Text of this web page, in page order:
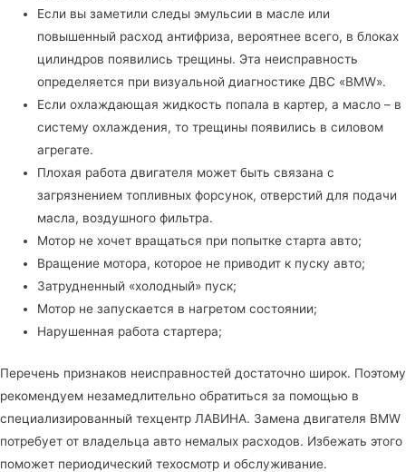
Если вы заметили следы эмульсии в масле или
повышенный расход антифриза, вероятнее всего, в блоках
цилиндров появились трещины. Эта неисправность
определяется при визуальной диагностике ДВС «BMW».
Если охлаждающая жидкость попала в картер, а масло – в
систему охлаждения, то трещины появились в силовом
агрегате.
Плохая работа двигателя может быть связана с
загрязнением топливных форсунок, отверстий для подачи
масла, воздушного фильтра.
Мотор не хочет вращаться при попытке старта авто;
Вращение мотора, которое не приводит к пуску авто;
Затрудненный «холодный» пуск;
Мотор не запускается в нагретом состоянии;
Нарушенная работа стартера;
Перечень признаков неисправностей достаточно широк. Поэтому
рекомендуем незамедлительно обратиться за помощью в
специализированный техцентр ЛАВИНА. Замена двигателя BMW
потребует от владельца авто немалых расходов. Избежать этого
поможет периодический техосмотр и обслуживание.